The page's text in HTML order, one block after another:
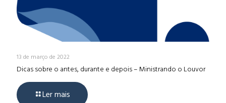
13 de março de 2022
Dicas sobre o antes, durante e depois – Ministrando o Louvor
Ler mais